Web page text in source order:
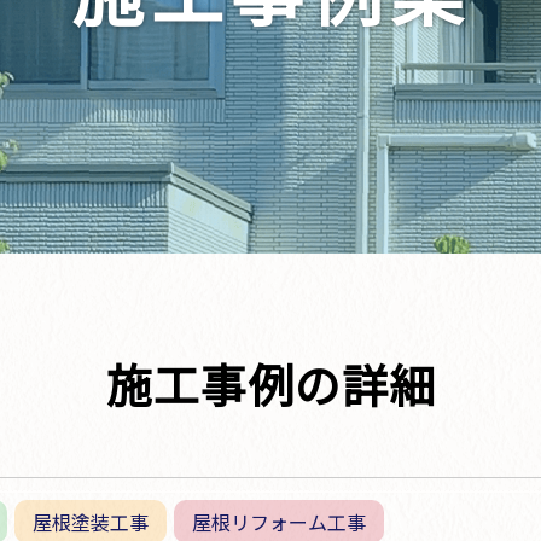
施工事例の詳細
屋根塗装工事 屋根リフォーム工事